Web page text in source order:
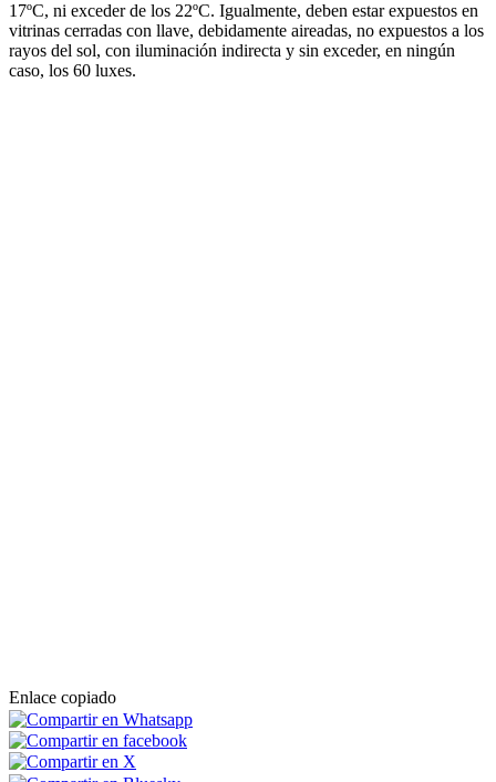
17ºC, ni exceder de los 22ºC. Igualmente, deben estar expuestos en
vitrinas cerradas con llave, debidamente aireadas, no expuestos a los
rayos del sol, con iluminación indirecta y sin exceder, en ningún
caso, los 60 luxes.
Enlace copiado